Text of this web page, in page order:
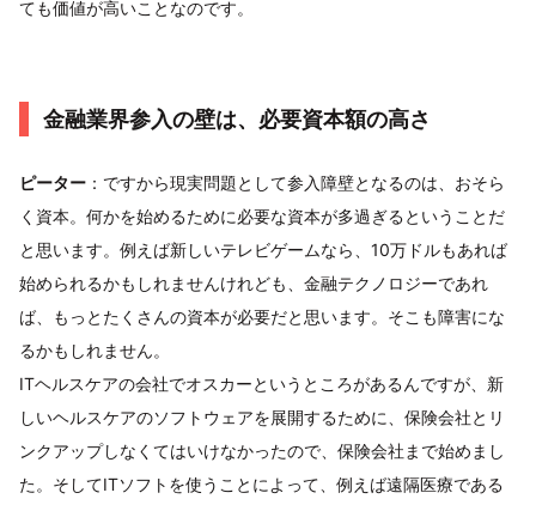
ても価値が高いことなのです。
金融業界参入の壁は、必要資本額の高さ
ピーター ：ですから現実問題として参入障壁となるのは、おそら
く資本。何かを始めるために必要な資本が多過ぎるということだ
と思います。例えば新しいテレビゲームなら、10万ドルもあれば
始められるかもしれませんけれども、金融テクノロジーであれ
ば、もっとたくさんの資本が必要だと思います。そこも障害にな
るかもしれません。
ITヘルスケアの会社でオスカーというところがあるんですが、新
しいヘルスケアのソフトウェアを展開するために、保険会社とリ
ンクアップしなくてはいけなかったので、保険会社まで始めまし
た。そしてITソフトを使うことによって、例えば遠隔医療である